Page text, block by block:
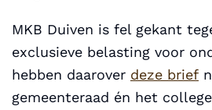
MKB Duiven is fel gekant
exclusieve belasting voor
hebben daarover deze brief
gemeenteraad én het